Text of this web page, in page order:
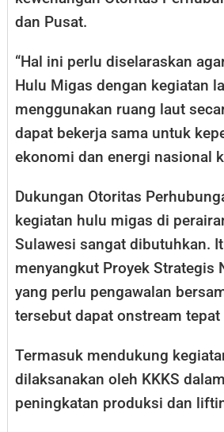
dan Pusat.
“Hal ini perlu diselaraskan
Hulu Migas dengan kegiatan
menggunakan ruang laut
dapat bekerja sama untuk
ekonomi dan energi nasional
Dukungan Otoritas
kegiatan hulu migas di
Sulawesi sangat dibutuhkan.
menyangkut Proyek Strategis
yang perlu pengawalan
tersebut dapat onstream tepat
Termasuk mendukung
dilaksanakan oleh KKKS
peningkatan produksi dan